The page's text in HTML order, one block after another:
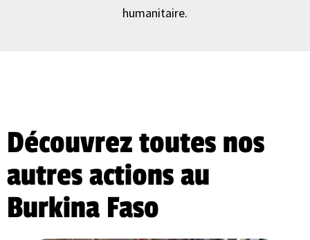
humanitaire.
Découvrez toutes nos
autres actions au
Burkina Faso